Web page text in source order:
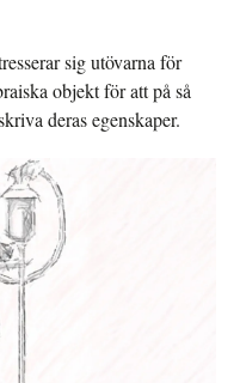
sig utövarna för
objekt för att på så
deras egenskaper.